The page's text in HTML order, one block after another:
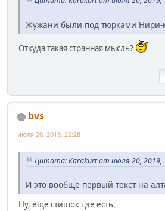
Жужани были под тюрками Нири-
Откуда такая странная мысль?
bvs
июля 20, 2019, 22:28
Цитата: Karakurt от июля 20, 2019,
И это вообще первый текст на
Ну, еще стишок цзе есть.